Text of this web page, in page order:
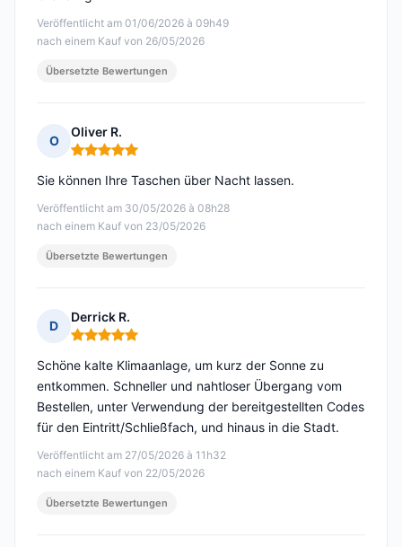
Veröffentlicht am 01/06/2026 à 09h49
nach einem Kauf von 26/05/2026
Übersetzte Bewertungen
O
Oliver R.
Hinweis: 5 von 5
Veröffentlicht am 30/05/2026 à 08h28
nach einem Kauf von 23/05/2026
Sie können Ihre Taschen über Nacht lassen.
Übersetzte Bewertungen
D
Derrick R.
Hinweis: 5 von 5
Veröffentlicht am 27/05/2026 à 11h32
nach einem Kauf von 22/05/2026
Schöne kalte Klimaanlage, um kurz der Sonne zu
entkommen. Schneller und nahtloser Übergang vom
Bestellen, unter Verwendung der bereitgestellten Codes
für den Eintritt/Schließfach, und hinaus in die Stadt.
Übersetzte Bewertungen